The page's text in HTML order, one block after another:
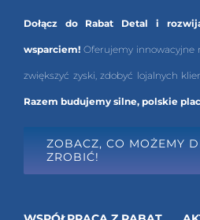
Dołącz do Rabat Detal i
wsparciem! Oferujemy innowacyjne
zwiększyć zyski, zdobyć lojalnych
Razem budujemy silne, polskie
ZOBACZ, CO MOŻEMY
ZROBIĆ!